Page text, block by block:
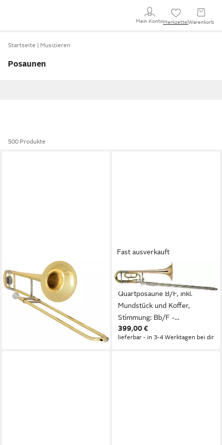
Mein KontoMerkzettel Warenkorb
Startseite Musizieren
Posaunen
500 Produkte
CLASSIC CANTABILE
Posaune Classic Cantabile TP-
12 Tenorposaune Bb, inkl.
Leichtkoffer & Mundstück,
Korpus, Außenzug und
Zugbogen: Messing -
lieferbar - in 3-4 Werktagen bei dir
Fast ausverkauft
CLASSIC CANTABILE
Posaune Brass QP-42
Quartposaune B/F, inkl.
Mundstück und Koffer,
Stimmung: Bb/F -
Goldmessing Schallbecher
399,00 €
lieferbar - in 3-4 Werktagen bei dir